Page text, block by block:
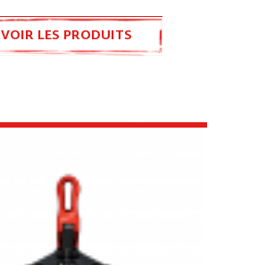
VOIR LES PRODUITS